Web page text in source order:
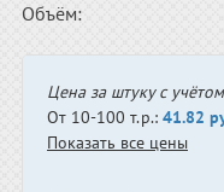
Объём:
Цена за штуку с
От 10-100 т.р.: 41.82
Показать все цены